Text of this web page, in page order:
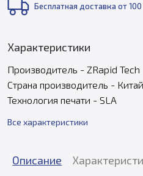
Бесплатная доставка от
Характеристики
Производитель - ZRapid Tech
Страна производитель - Китай
Технология печати - SLA
Все характеристики
Описание